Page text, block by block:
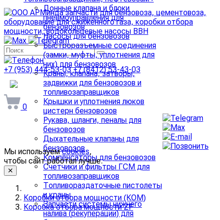
+7 (953) 444-53-03 +7 (8412) 53-43-03
arminda58@mail.ru
0
Донные клапана и блоки
пневмоуправления для
бензовозов
Насосы для бензовозов
Быстроразъемные соединения
(замки, муфты, уплотнения для
них) для бензовозов
Краны, клапана, затворы,
задвижки для бензовозов и
топливозаправщиков
Крышки и уплотнения люков
цистерн бензовозов
Рукава, шланги, пеналы для
бензовозов
Дыхательные клапаны для
бензовозов
Компенсаторы для бензовозов
Счетчики и фильтры ГСМ для
топливозаправщиков
Топливораздаточные пистолеты
и краны
Запчасти системы нижнего
налива (рекуперации) для
Мы используемcookies,
чтобы сайт работал лучше.
Коробки отбора мощности (КОМ)
Коробка отбора мощности ZF